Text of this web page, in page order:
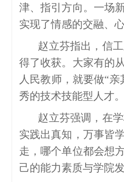
津、指引方向。一场
实现了情感的交融、
赵立芬指出，信
得了收获。大家有的
人民教师，就要做“
秀的技术技能型人才。
赵立芬强调，在
实践出真知，万事皆
走，哪个单位都会想
己的能力素质与学院